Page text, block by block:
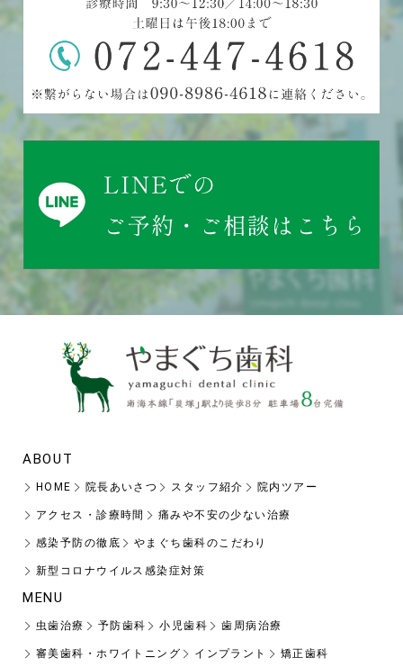
ABOUT
HOME 院長あいさつ スタッフ紹介 院内ツアー
アクセス・診療時間 痛みや不安の少ない治療
感染予防の徹底 やまぐち歯科のこだわり
新型コロナウイルス感染症対策
MENU
虫歯治療 予防歯科 小児歯科 歯周病治療
審美歯科・ホワイトニング インプラント 矯正歯科